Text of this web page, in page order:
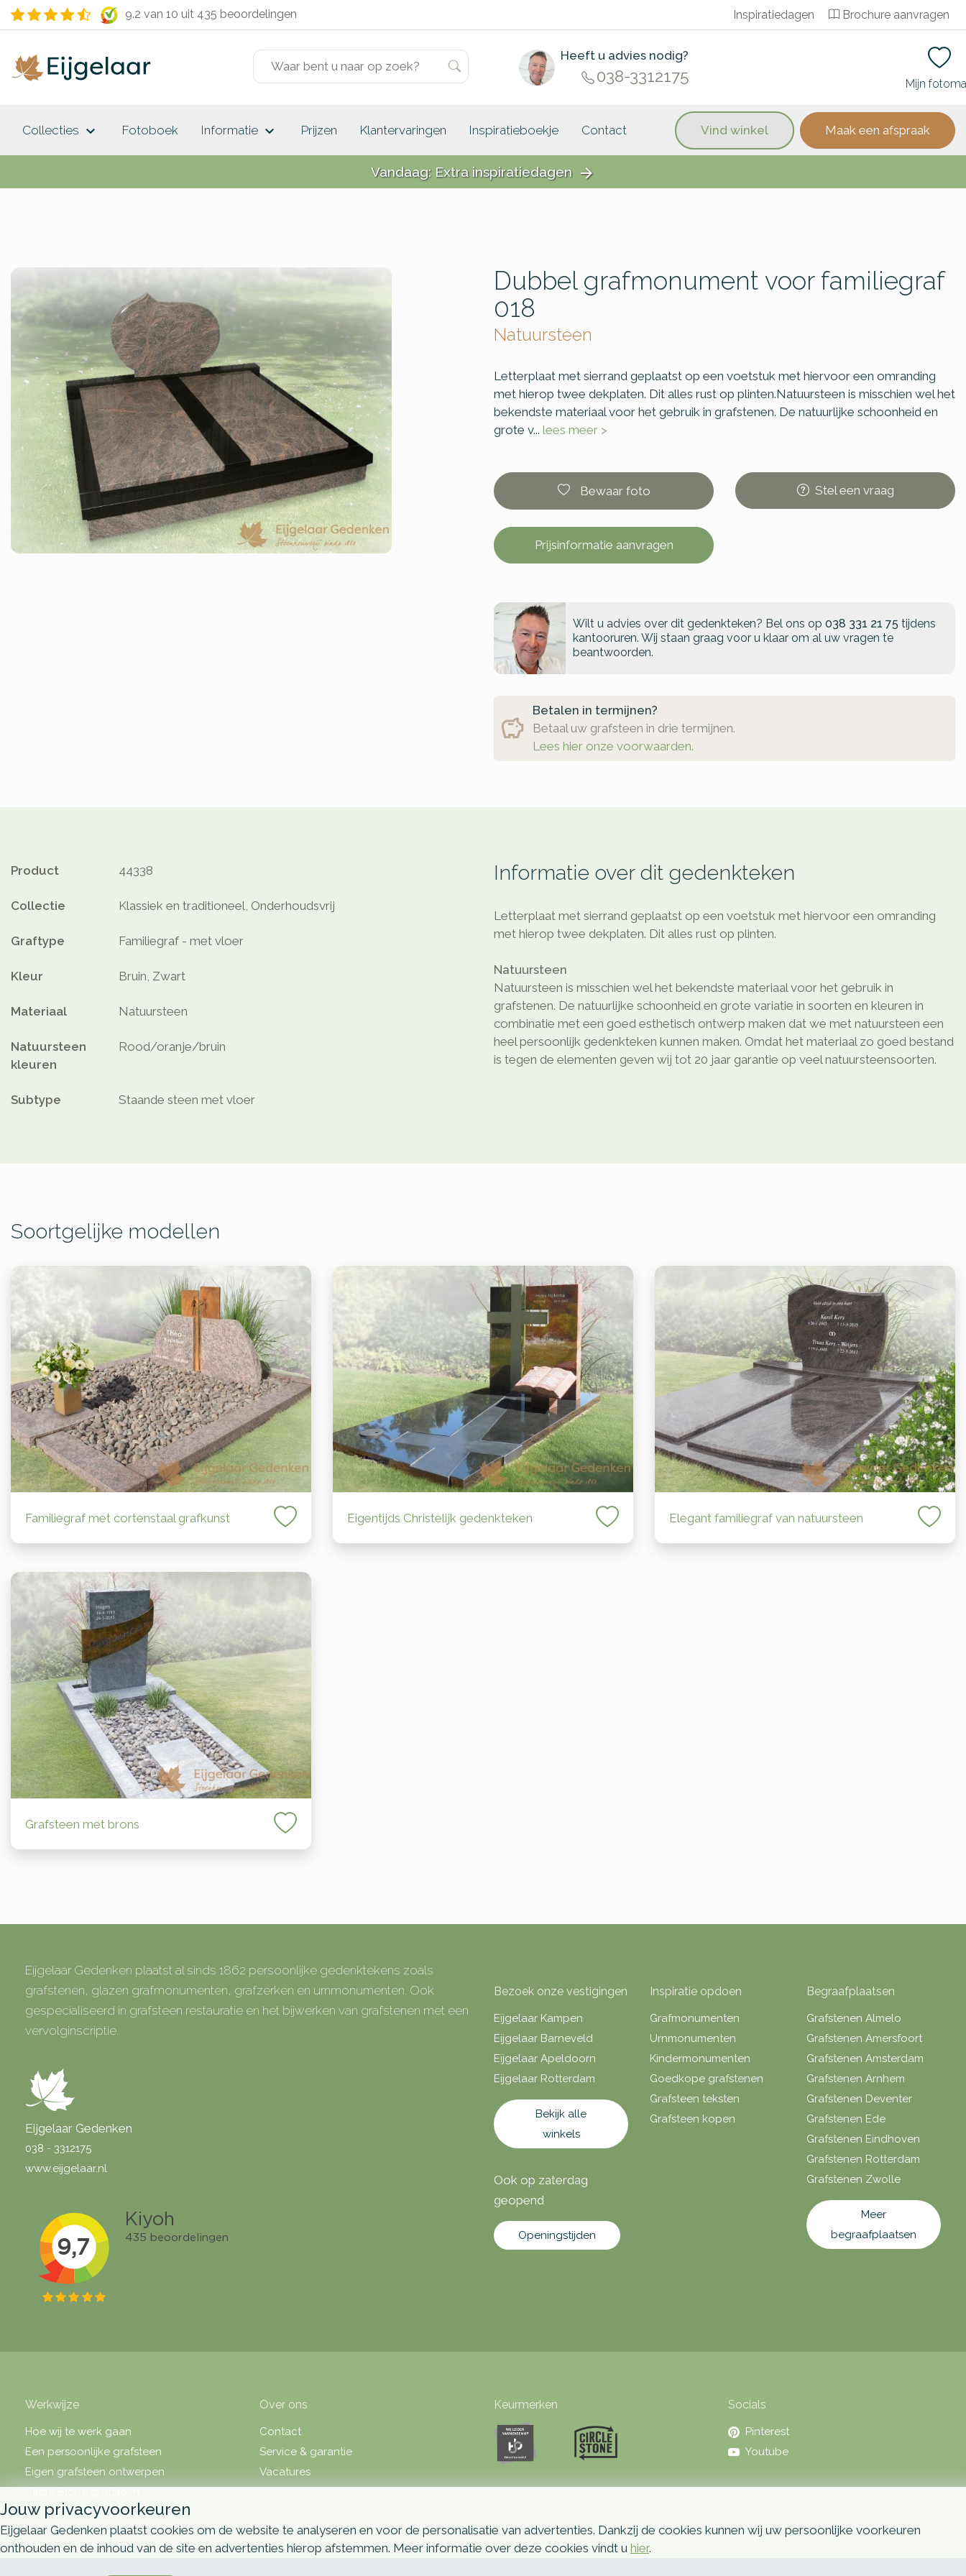
9.2 van 10 uit 435 beoordelingen Inspiratiedagen Brochure aanvragen
Heeft u advies nodig?
038-3312175 Mijn
Collecties keyboard_arrow_down Fotoboek Informatie keyboard_arrow_down Prijzen Klantervaringen Inspiratieboekje Contact Vind winkel Maak een afspraak
Vandaag: Extra inspiratiedagen arrow_forward
Dubbel grafmonument voor familiegraf
018
Natuursteen
Letterplaat met sierrand geplaatst op een voetstuk met hiervoor een omranding
met hierop twee dekplaten. Dit alles rust op plinten.Natuursteen is misschien wel het
bekendste materiaal voor het gebruik in grafstenen. De natuurlijke schoonheid en
grote v... lees meer >
Bewaar foto Steleen vraag
Prijsinformatie aanvragen
Wilt u advies over dit gedenkteken? Bel ons op 038 331 21 75 tijdens
kantooruren. Wij staan graag voor u klaar om al uw vragen te
beantwoorden.
Betalen in termijnen?
Betaal uw grafsteen in drie termijnen.
Lees hier onze voorwaarden.
Product 44338
Collectie Klassiek en traditioneel, Onderhoudsvrij
Graftype Familiegraf - met vloer
Kleur Bruin, Zwart
Materiaal Natuursteen
Natuursteen
kleuren
Rood/oranje/bruin
Subtype Staande steen met vloer
Informatie over dit gedenkteken
Letterplaat met sierrand geplaatst op een voetstuk met hiervoor een omranding
met hierop twee dekplaten. Dit alles rust op plinten.
Natuursteen
Natuursteen is misschien wel het bekendste materiaal voor het gebruik in
grafstenen. De natuurlijke schoonheid en grote variatie in soorten en kleuren in
combinatie met een goed esthetisch ontwerp maken dat we met natuursteen een
heel persoonlijk gedenkteken kunnen maken. Omdat het materiaal zo goed bestand
is tegen de elementen geven wij tot 20 jaar garantie op veel natuursteensoorten.
Soortgelijke modellen
Familiegraf met cortenstaal grafkunst Eigentijds Christelijk gedenkteken Elegant familiegraf van natuursteen
Grafsteen met brons
Eijgelaar Gedenken plaatst al sinds 1862 persoonlijke gedenktekens zoals
grafstenen, glazen grafmonumenten, grafzerken en urnmonumenten. Ook
gespecialiseerd in grafsteen restauratie en het bijwerken van grafstenen met een
vervolginscriptie.
Eijgelaar Gedenken
038 - 3312175
www.eijgelaar.nl
Bezoek onze vestigingen
Eijgelaar Kampen
Eijgelaar Barneveld
Eijgelaar Apeldoorn
Eijgelaar Rotterdam
Bekijk alle
winkels
Ook op zaterdag
geopend
Openingstijden
Inspiratie opdoen
Grafmonumenten
Urnmonumenten
Kindermonumenten
Goedkope grafstenen
Grafsteen teksten
Grafsteen kopen
Begraafplaatsen
Grafstenen Almelo
Grafstenen Amersfoort
Grafstenen Amsterdam
Grafstenen Arnhem
Grafstenen Deventer
Grafstenen Ede
Grafstenen Eindhoven
Grafstenen Rotterdam
Grafstenen Zwolle
Meer
begraafplaatsen
Werkwijze
Hoe wij te werk gaan
Een persoonlijke grafsteen
Eigen grafsteen ontwerpen
Over grafsteen prijzen
Over ons
Contact
Service & garantie
Vacatures
Keurmerken Socials
Pinterest
Youtube
Jouw privacyvoorkeuren
Eijgelaar Gedenken plaatst cookies om de website te analyseren en voor de personalisatie van advertenties. Dankzij de cookies kunnen wij uw persoonlijke voorkeuren
onthouden en de inhoud van de site en advertenties hierop afstemmen. Meer informatie over deze cookies vindt u hier.